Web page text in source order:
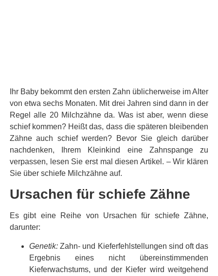
Ihr Baby bekommt den ersten Zahn üblicherweise im Alter
von etwa sechs Monaten. Mit drei Jahren sind dann in der
Regel alle 20 Milchzähne da. Was ist aber, wenn diese
schief kommen? Heißt das, dass die späteren bleibenden
Zähne auch schief werden? Bevor Sie gleich darüber
nachdenken, Ihrem Kleinkind eine Zahnspange zu
verpassen, lesen Sie erst mal diesen Artikel. – Wir klären
Sie über schiefe Milchzähne auf.
Ursachen für schiefe Zähne
Es gibt eine Reihe von Ursachen für schiefe Zähne,
darunter:
Genetik: Zahn- und Kieferfehlstellungen sind oft das
Ergebnis eines nicht übereinstimmenden
Kieferwachstums, und der Kiefer wird weitgehend